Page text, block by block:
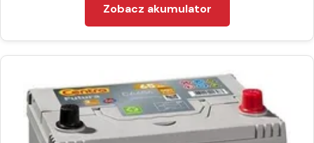
Zobacz akumulator